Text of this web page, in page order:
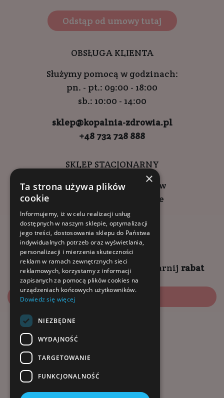
Odstąp od umowy tutaj
OBSŁUGA KLIENTA
Służymy pomocą w godzinach:
pn. - pt.: 09:00 - 18:00
sb.: 10:00 - 14:00
sklep@kopalnia-zdrowia.pl
+48 732 728 888
SKLEP STACJONARNY
ul. Wadowicka 6, Kraków
Kompleks Buma Square
godziny otwarcia:
9:00 - 18:00 (pon-pt)
10:00 - 14:00 (sob)
Zapisz się naNEWSLETTER zgarnij rabat
Zapisz się
×
Ta strona używa plików
cookie
Informujemy, iż w celu realizacji usług
dostępnych w naszym sklepie, optymalizacji
jego treści, dostosowania sklepu do Państwa
indywidualnych potrzeb oraz wyświetlania,
personalizacji i mierzenia skuteczności
reklam w ramach zewnętrznych sieci
reklamowych, korzystamy z informacji
zapisanych za pomocą plików cookies na
urządzeniach końcowych użytkowników.
Dowiedz się więcej
NIEZBĘDNE
WYDAJNOŚĆ
TARGETOWANIE
FUNKCJONALNOŚĆ